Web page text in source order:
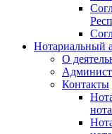
Нотариальный
О
Контакты